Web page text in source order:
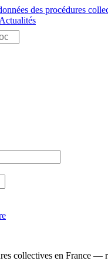
des procédures
Actualités
collectives en France —